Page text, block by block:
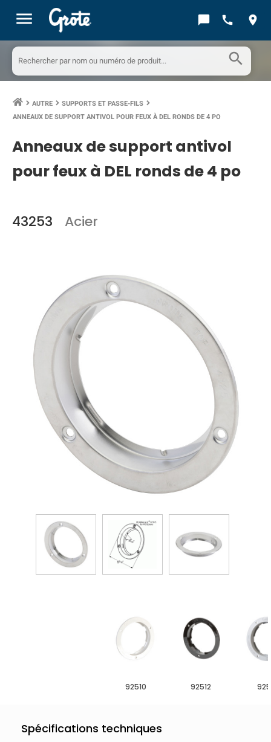
menu chat_bubble call location_on
search
keyboard_arrow_right AUTRE keyboard_arrow_right SUPPORTS ET PASSE-FILS keyboard_arrow_right
ANNEAUX DE SUPPORT ANTIVOL POUR FEUX À DEL RONDS DE 4 PO
Anneaux de support antivol
pour feux à DEL ronds de 4 po
43253 Acier
92510 92512
Spécifications techniques